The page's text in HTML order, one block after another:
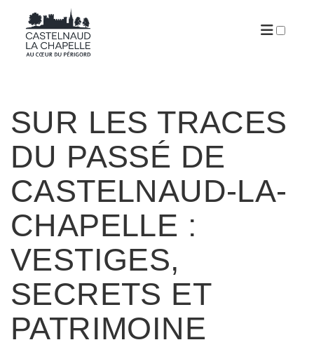
SUR LES TRACES
DU PASSÉ DE
CASTELNAUD-LA-
CHAPELLE :
VESTIGES,
SECRETS ET
PATRIMOINE